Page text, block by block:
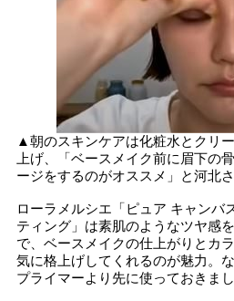
▲朝のスキンケアは化粧水とクリ
上げ、「ベースメイク前に眉下の
ージをするのがオススメ」と河北
ローラメルシエ「ピュア キャンバ
ティング」は素肌のようなツヤ感
で、ベースメイクの仕上がりとカ
気に格上げしてくれるのが魅力。
プライマーより先に使っておきまし